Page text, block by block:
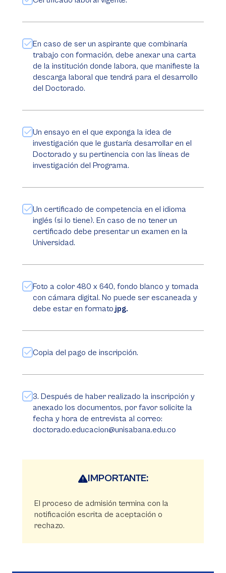
En caso de ser un aspirante que combinaría
trabajo con formación, debe anexar una carta
de la institución donde labora, que manifieste la
descarga laboral que tendrá para el desarrollo
del Doctorado.
Un ensayo en el que exponga la idea de
investigación que le gustaría desarrollar en el
Doctorado y su pertinencia con las líneas de
investigación del Programa.
Un certificado de competencia en el idioma
inglés (si lo tiene). En caso de no tener un
certificado debe presentar un examen en la
Universidad.
Foto a color 480 x 640, fondo blanco y tomada
con cámara digital. No puede ser escaneada y
debe estar en formato jpg.
Copia del pago de inscripción.
3. Después de haber realizado la inscripción y
anexado los documentos, por favor solicite la
fecha y hora de entrevista al correo:
doctorado.educacion@unisabana.edu.co
IMPORTANTE:
El proceso de admisión termina con la
notificación escrita de aceptación o
rechazo.